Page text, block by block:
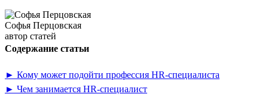
Софья Перцовская
автор статей
Содержание статьи
► Кому может подойти профессия HR-специалиста
► Чем занимается HR-специалист